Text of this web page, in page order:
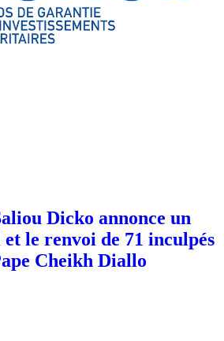
Dicko annonce un
le renvoi de 71 inculpés
Cheikh Diallo